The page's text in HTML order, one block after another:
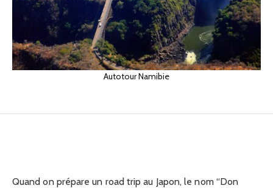
Autotour Namibie
AFRIQUE
De Cervantès à Tokyo : comment
le mythe de Don Quijote s’est
transformé en empire du
Quand on prépare un road trip au Japon, le nom “Don